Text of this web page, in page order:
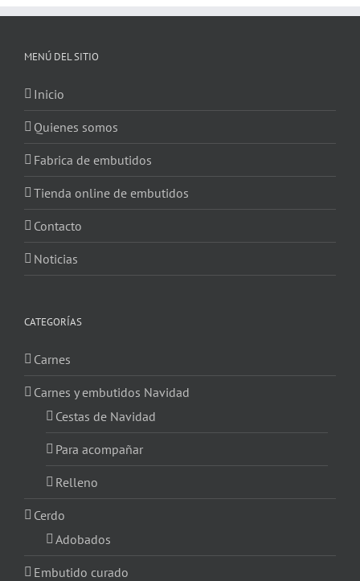
MENÚ DEL SITIO
Inicio
Quienes somos
Fabrica de embutidos
Tienda online de embutidos
Contacto
Noticias
CATEGORÍAS
Carnes
Carnes y embutidos Navidad
Cestas de Navidad
Para acompañar
Relleno
Cerdo
Adobados
Embutido curado